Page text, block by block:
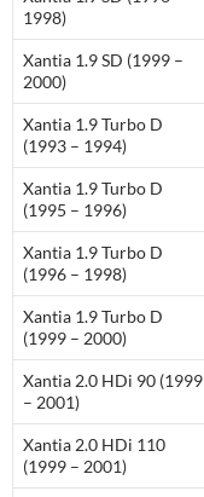
1998)
Xantia 1.9 SD (1999 –
2000)
Xantia 1.9 Turbo D
(1993 – 1994)
Xantia 1.9 Turbo D
(1995 – 1996)
Xantia 1.9 Turbo D
(1996 – 1998)
Xantia 1.9 Turbo D
(1999 – 2000)
Xantia 2.0 HDi 90 (1999
– 2001)
Xantia 2.0 HDi 110
(1999 – 2001)